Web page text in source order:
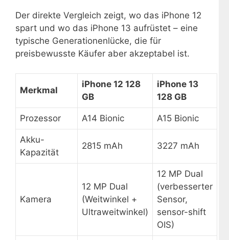
Der direkte Vergleich zeigt, wo das iPhone 12
spart und wo das iPhone 13 aufrüstet – eine
typische Generationenlücke, die für
preisbewusste Käufer aber akzeptabel ist.
Merkmal
iPhone 12 128
GB
iPhone 13
128 GB
Prozessor A14 Bionic A15 Bionic
Akku-
Kapazität
2815 mAh 3227 mAh
Kamera
12 MP Dual
(Weitwinkel +
Ultraweitwinkel)
12 MP Dual
(verbesserter
Sensor,
sensor-shift
OIS)